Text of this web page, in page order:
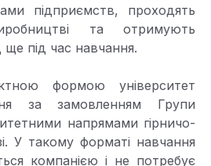
підприємств, проходять
та отримують
ще під час навчання.
формою університет
за замовленням Групи
напрямами гірничо-
У такому форматі навчання
компанією і не потребує